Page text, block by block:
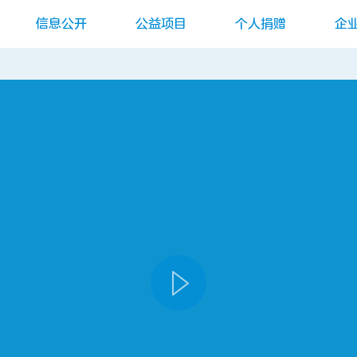
信息公开 公益项目 个人捐赠 企